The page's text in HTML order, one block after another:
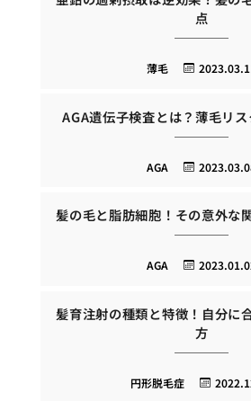
点
薄毛
AGA遺伝子検査とは？薄毛リ
AGA
髪の毛と脂肪細胞！その意外な
AGA
髪育注射の種類と特徴！自分に
方
円形脱毛症